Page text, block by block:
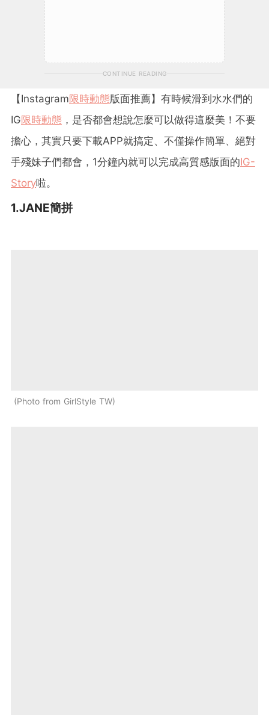
CONTINUE READING
【Instagram限時動態版面推薦】有時候滑到水水們的
IG限時動態 ，是否都會想說怎麼可以做得這麼美！不要
擔心，其實只要下載APP就搞定、不僅操作簡單、絕對
手殘妹子們都會，1分鐘內就可以完成高質感版面的IG-
Story啦。
1.JANE簡拼
Photo from GirlStyle TW